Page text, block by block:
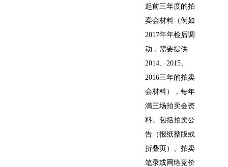
起前三年度的拍
卖会材料（例如
2017年年检后调
动，需要提供
2014、2015、
2016三年的拍卖
会材料），每年
满三场拍卖会资
料。包括拍卖公
告（报纸整版或
折叠页）、拍卖
笔录或网络竞价